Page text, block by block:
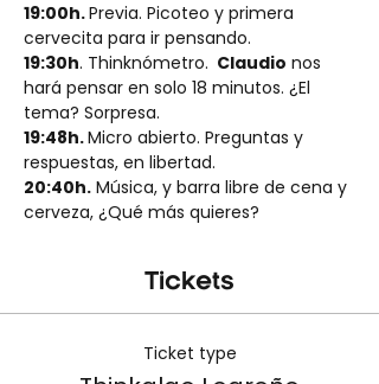
19:00h. Previa. Picoteo y primera
cervecita para ir pensando.
19:30h. Thinknómetro. Claudio nos
hará pensar en solo 18 minutos. ¿El
tema? Sorpresa.
19:48h. Micro abierto. Preguntas y
respuestas, en libertad.
20:40h. Música, y barra libre de cena y
cerveza, ¿Qué más quieres?
Tickets
Ticket type